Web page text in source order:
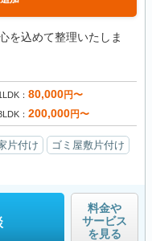
を込めて整理いたしま
80,000円〜
200,000円〜
片付け
ゴミ屋敷片付け
料金や
サービス
を見る